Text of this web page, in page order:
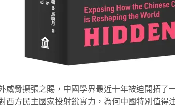
威脅擴張之賜，中國學界最近十年被迫開拓
西方民主國家投射銳實力，為何中國特別值得